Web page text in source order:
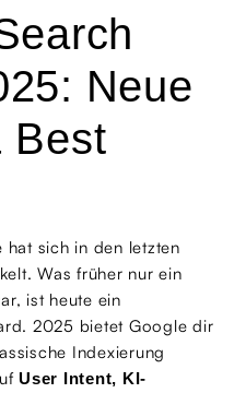
Neue
Best
hat sich in den letzten
Was früher nur ein
ist heute ein
2025 bietet Google dir
Indexierung
User Intent, KI-